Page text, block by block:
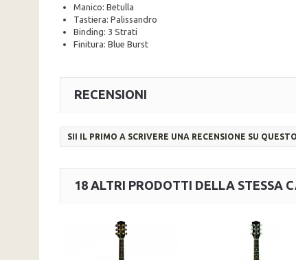
Manico: Betulla
Tastiera: Palissandro
Binding: 3 Strati
Finitura: Blue Burst
RECENSIONI
SII IL PRIMO A SCRIVERE UNA RECENSIONE SU
18 ALTRI PRODOTTI DELLA STESSA